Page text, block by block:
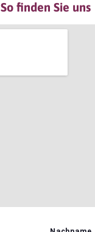
So finden Sie uns